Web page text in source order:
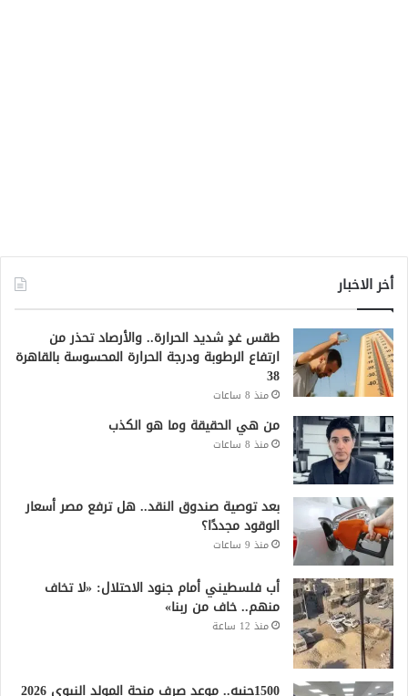
أخر الاخبار
طقس غدٍ شديد الحرارة.. والأرصاد تحذر من
ارتفاع الرطوبة ودرجة الحرارة المحسوسة بالقاهرة
38
منذ 8 ساعات
من هي الحقيقة وما هو الكذب
منذ 8 ساعات
بعد توصية صندوق النقد.. هل ترفع مصر أسعار
الوقود مجددًا؟
منذ 9 ساعات
أب فلسطيني أمام جنود الاحتلال: «لا تخاف
منهم.. خاف من ربنا»
منذ 12 ساعة
1500جنيه.. موعد صرف منحة المولد النبوي 2026